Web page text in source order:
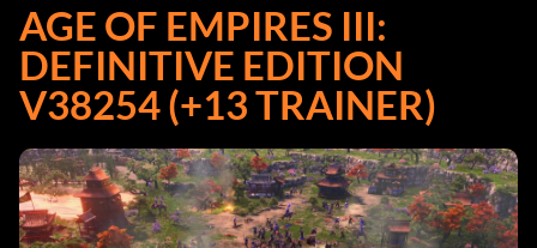
AGE OF EMPIRES III:
DEFINITIVE EDITION
V38254 (+13 TRAINER)